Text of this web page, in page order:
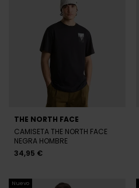
THE NORTH FACE
CAMISETA THE NORTH FACE
NEGRA HOMBRE
34,95 €
Nuevo